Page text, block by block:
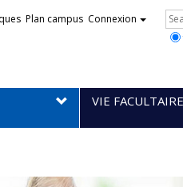
Plan campus Connexion
VIE FACULTAIRE